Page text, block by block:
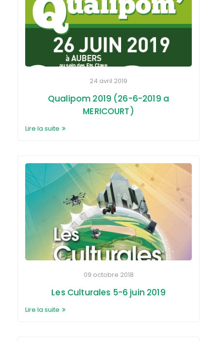
24 avril 2019
Qualipom 2019 (26-6-2019 a
MERICOURT)
Lire la suite
09 octobre 2018
Les Culturales 5-6 juin 2019
Lire la suite